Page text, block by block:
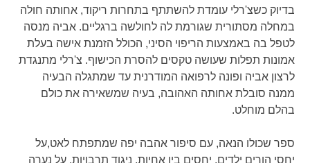
בדיוק כשצ'רלי עומדת להשתתף בתחרות ריקוד, אחותה חולה
במחלה מסתורית שגורמת לה לחולשה ברגליים. אביה מנסה
לטפל בה באמצעות הריפוי הסיני, הכולל הזמנת אישה בעלת
אמונות תפלות שעושה טקסים להסרת הכישוף. צ'רלי מתנגדת
לרצון אביה ופונה לרפואה המודרנית עד שמתגלה הבעיה
ממנה סובלת אחותה האהובה, בעיה שמשאירה את כולם
בהלם מוחלט.
ספר שכולו הנאה, עם סיפור אהבה יפה שמתפתח לאט,על
יחסי הורים ילדים, יחסים בין אחיות, ניגוד תרבויות, על נערה